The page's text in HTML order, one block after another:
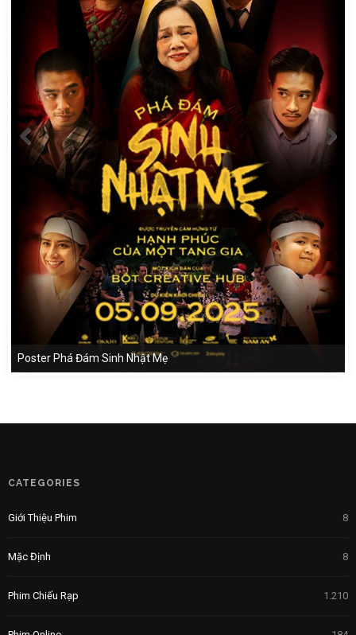
Poster Phá Đám Sinh Nhật Mẹ
CATEGORIES
Giới Thiệu Phim 8
Mặc Định 8
Phim Chiếu Rạp 1.210